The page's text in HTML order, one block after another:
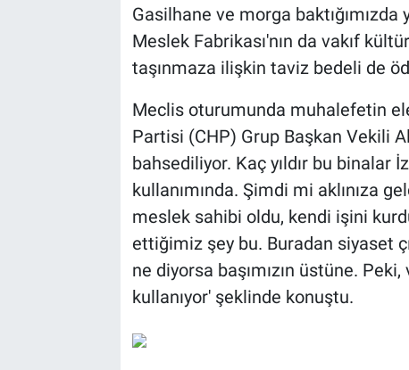
Gasilhane ve morga
Meslek Fabrikası'nın da vakıf
taşınmaza ilişkin taviz bedeli de
Meclis oturumunda muhalefetin
Partisi (CHP) Grup Başkan Vekili
bahsediliyor. Kaç yıldır bu binalar
kullanımında. Şimdi mi aklınıza
meslek sahibi oldu, kendi işini
ettiğimiz şey bu. Buradan siyaset
ne diyorsa başımızın üstüne.
kullanıyor' şeklinde konuştu.